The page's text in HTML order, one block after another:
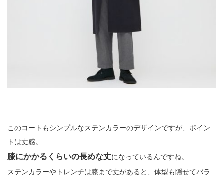
このコートもシンプルなステンカラーのデザインですが、ポイン
トは丈感。
膝にかかるくらいの長めな丈になっているんですね。
ステンカラーやトレンチは膝まで丈があると、体型も隠せてバラ